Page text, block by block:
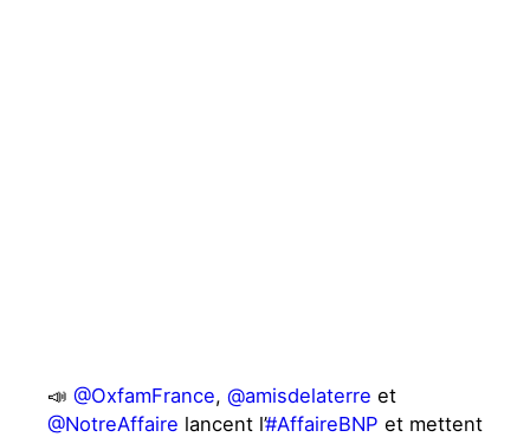
📣 @OxfamFrance, @amisdelaterre et
@NotreAffaire lancent l’#AffaireBNP et mettent